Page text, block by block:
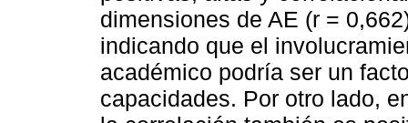
dimensiones de AE (r =
indicando que el
académico podría ser un
capacidades. Por otro lado,